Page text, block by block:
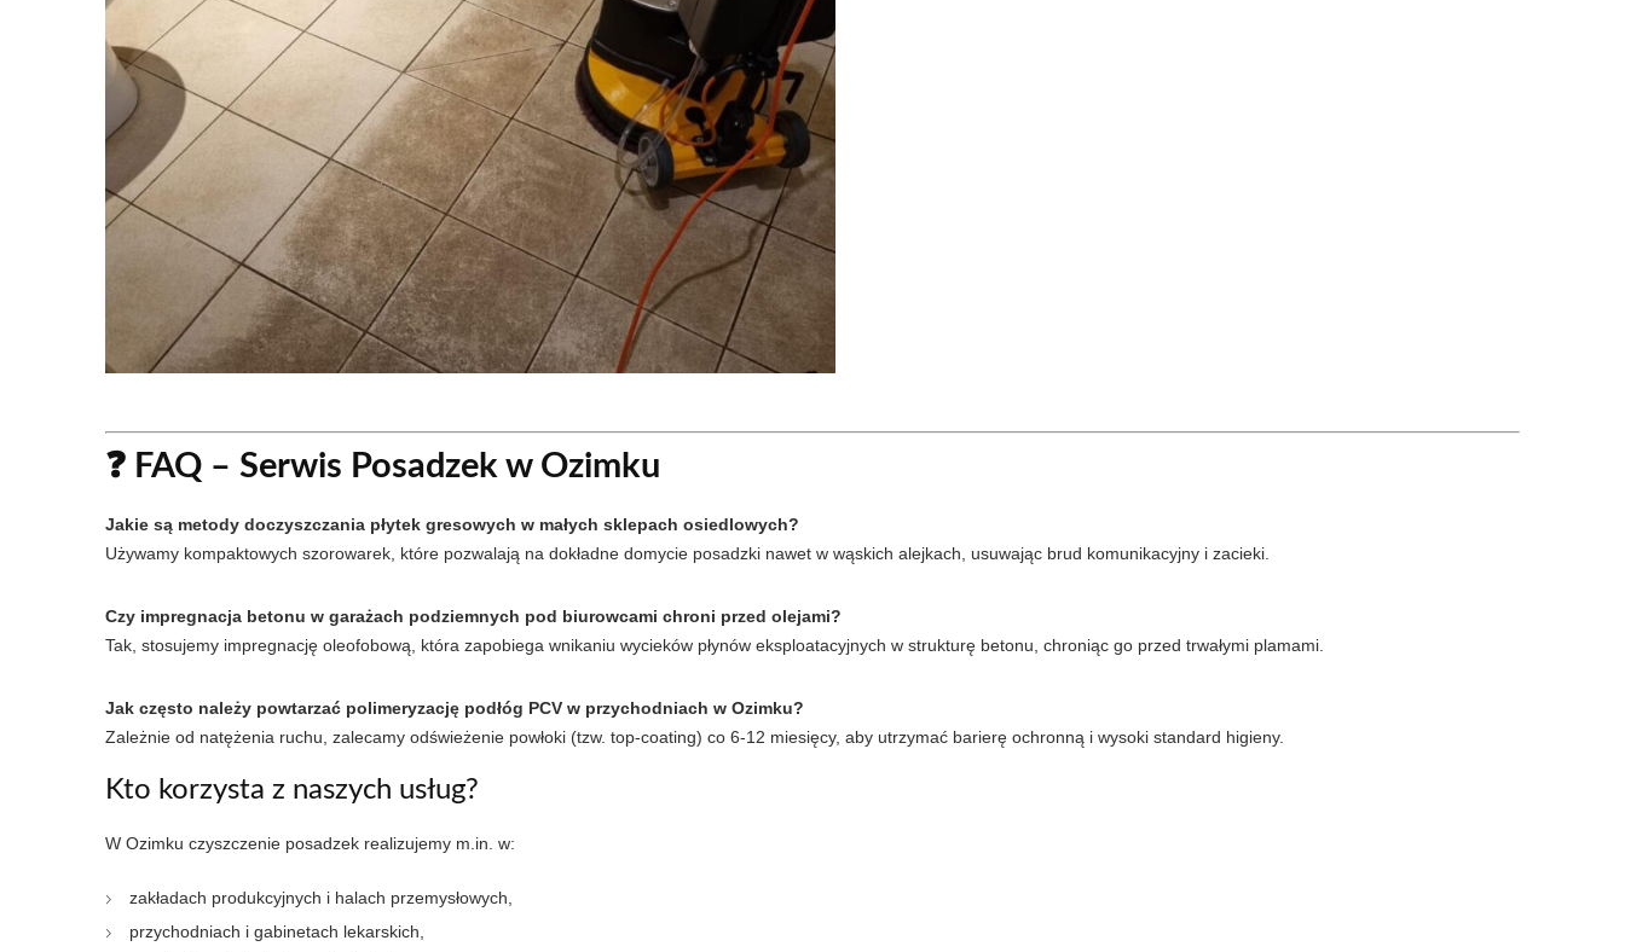
❓ FAQ – Serwis Posadzek w Ozimku
Jakie są metody doczyszczania płytek gresowych w małych sklepach osiedlowych?
Używamy kompaktowych szorowarek, które pozwalają na dokładne domycie posadzki nawet w wąskich alejkach, usuwając brud komunikacyjny i zacieki.
Czy impregnacja betonu w garażach podziemnych pod biurowcami chroni przed olejami?
Tak, stosujemy impregnację oleofobową, która zapobiega wnikaniu wycieków płynów eksploatacyjnych w strukturę betonu, chroniąc go przed trwałymi plamami.
Jak często należy powtarzać polimeryzację podłóg PCV w przychodniach w Ozimku?
Zależnie od natężenia ruchu, zalecamy odświeżenie powłoki (tzw. top-coating) co 6-12 miesięcy, aby utrzymać barierę ochronną i wysoki standard higieny.
Kto korzysta z naszych usług?
W Ozimku czyszczenie posadzek realizujemy m.in. w:
zakładach produkcyjnych i halach przemysłowych,
przychodniach i gabinetach lekarskich,